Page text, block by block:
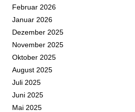
Februar 2026
Januar 2026
Dezember 2025
November 2025
Oktober 2025
August 2025
Juli 2025
Juni 2025
Mai 2025